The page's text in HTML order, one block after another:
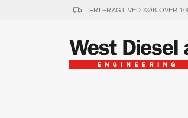
FRI FRAGT VED KØB OVER